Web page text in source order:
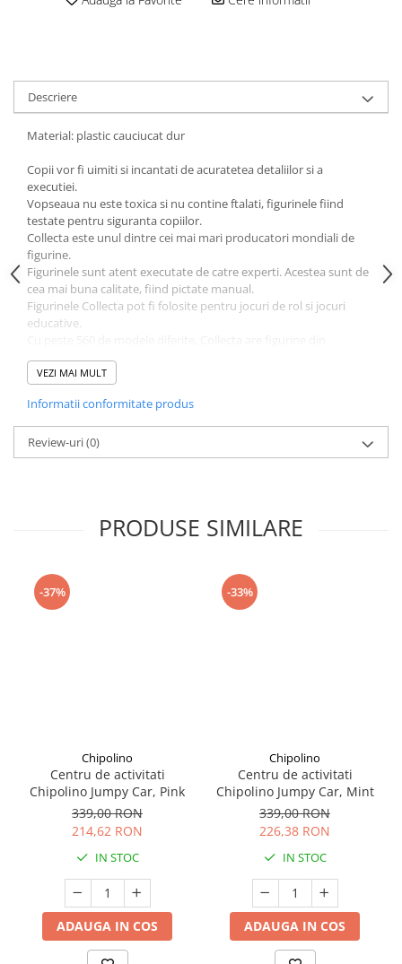
Lumea preistorica
Ocean si gheata
Reptile si amfibieni
Set figurine
Viata la ferma
Bancuri de lucru cu unelte
Constructii, cuburi, forme si culori
Corturi de joaca
Jucarii de rol
Jucarii pentru baie
Piscine cu bile
Seturi de curatenie copii
amprente
Descriere
Material: plastic cauciucat dur
Copii vor fi uimiti si incantati de acuratetea detaliilor si a
executiei.
Vopseaua nu este toxica si nu contine ftalati, figurinele fiind
testate pentru siguranta copiilor.
Collecta este unul dintre cei mai mari producatori mondiali de
figurine.
Figurinele sunt atent executate de catre experti. Acestea sunt de
cea mai buna calitate, fiind pictate manual.
Figurinele Collecta pot fi folosite pentru jocuri de rol si jocuri
educative.
categoriile:
- dinozauri si viata preistorica
- animale de ferma
- cai
- viata marina
- caini si pisici
VEZI MAI MULT
Informatii conformitate produs
Review-uri(0)
PRODUSE SIMILARE
-37%
Chipolino
Centru de activitati
Chipolino Jumpy Car, Pink
339,00 RON
214,62 RON
IN STOC
ADAUGA IN COS
-33%
Chipolino
Centru de activitati
Chipolino Jumpy Car, Mint
339,00 RON
226,38 RON
IN STOC
ADAUGA IN COS